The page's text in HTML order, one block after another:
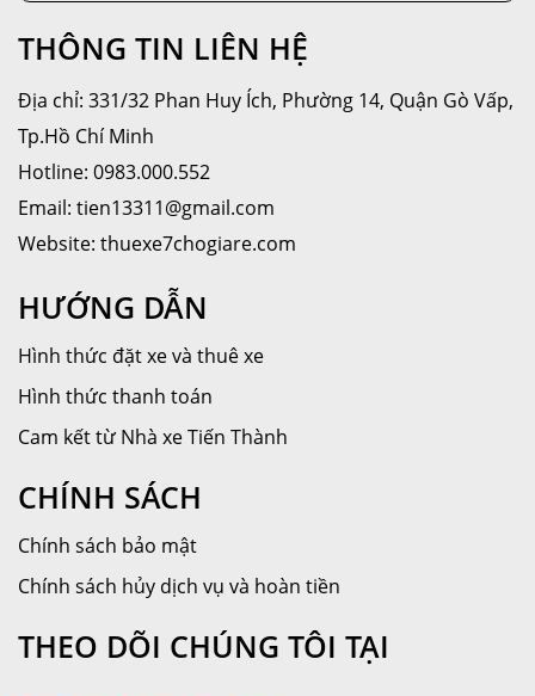
THÔNG TIN LIÊN HỆ
Địa chỉ: 331/32 Phan Huy Ích, Phường 14, Quận Gò Vấp,
Tp.Hồ Chí Minh
Hotline: 0983.000.552
Email: tien13311@gmail.com
Website: thuexe7chogiare.com
HƯỚNG DẪN
Hình thức đặt xe và thuê xe
Hình thức thanh toán
Cam kết từ Nhà xe Tiến Thành
CHÍNH SÁCH
Chính sách bảo mật
Chính sách hủy dịch vụ và hoàn tiền
THEO DÕI CHÚNG TÔI TẠI